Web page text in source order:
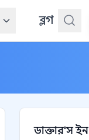
ব্লগ
ডাক্তার'স